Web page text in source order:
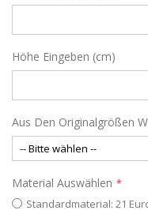
Höhe Eingeben (cm)
Aus Den Originalgrößen
Material Auswählen
Standardmaterial: 21